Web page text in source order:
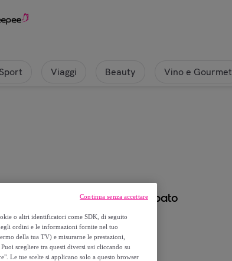
Sport Viaggi Beauty Vino e Gourmet
12 / 30 Mesi Cotone Felpato
o altri identificatori come SDK, di seguito
ordini e le informazioni fornite nel tuo
della tua TV) e misurarne le prestazioni,
scegliere tra questi diversi usi cliccando su
Le tue scelte si applicano solo a questo browser
Continua senza accettare